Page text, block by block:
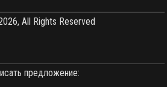
All Rights Reserved
предложение: